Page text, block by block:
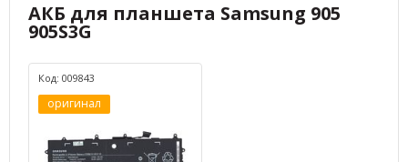
АКБ для планшета Samsung 905
905S3G
Код: 009843
оригинал